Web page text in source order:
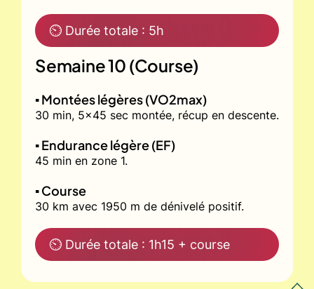
⏲ Durée totale : 5h
Semaine 10 (Course)
▪️ Montées légères (VO2max)
30 min, 5x45 sec montée, récup en descente.
▪️ Endurance légère (EF)
45 min en zone 1.
▪️ Course
30 km avec 1950 m de dénivelé positif.
⏲ Durée totale : 1h15 + course